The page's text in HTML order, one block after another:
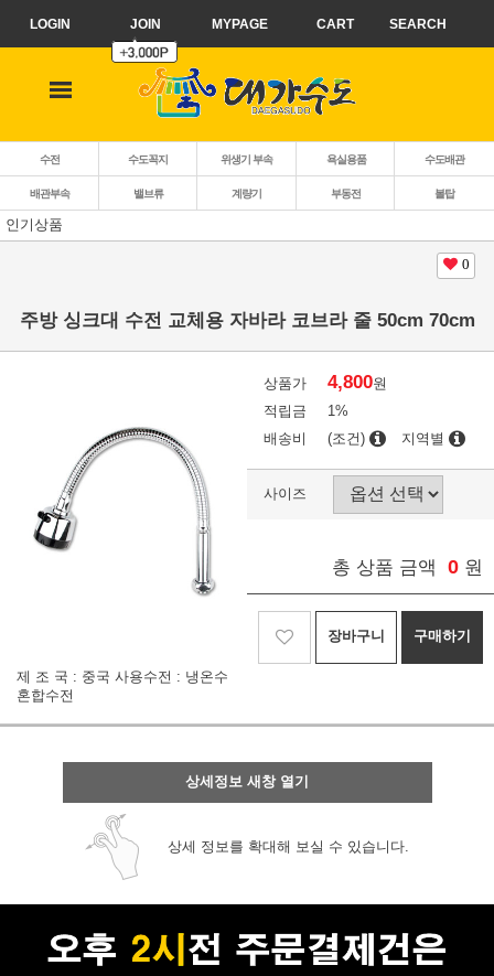
LOGIN JOIN MYPAGE CART SEARCH
수전 수도꼭지 위생기 부속 욕실용품 수도배관
배관부속 밸브류 계량기 부동전
볼탑
인기상품
0
주방 싱크대 수전 교체용 자바라 코브라 줄 50cm 70cm
제 조 국 : 중국 사용수전 : 냉온수
혼합수전
상품가 4,800원
적립금
1%
배송비
(조건) 지역별
사이즈
총 상품 금액 0 원
장바구니 구매하기
상세정보 새창 열기
상세 정보를 확대해 보실 수 있습니다.